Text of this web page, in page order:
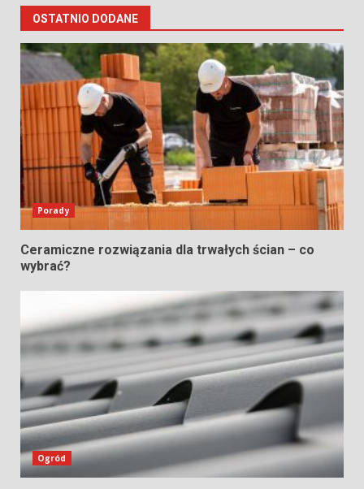
OSTATNIO DODANE
Porady
Ceramiczne rozwiązania dla trwałych ścian – co
wybrać?
Ogród